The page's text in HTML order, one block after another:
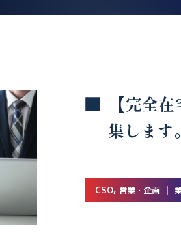
【完全
集します。
CSO, 営業・企画 |